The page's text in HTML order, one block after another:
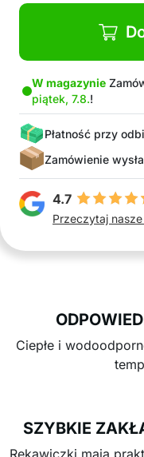
W magazynie
piątek, 7.8.!
Płatność przy
Zamówienie
4.7
Przeczytaj
Ciepłe i
SZYBKIE